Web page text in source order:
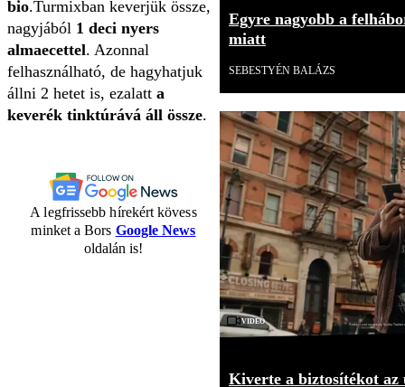
bio.Turmixban keverjük össze,
nagyjából 1 deci nyers
almaecettel. Azonnal
felhasználható, de hagyhatjuk
állni 2 hetet is, ezalatt a
keverék tinktúrává áll össze.
A legfrissebb hírekért kövess
minket a Bors Google News
oldalán is!
Egyre nagyobb a
miatt
SEBESTYÉN BALÁZS
Videó
Kiverte a biztosítékot